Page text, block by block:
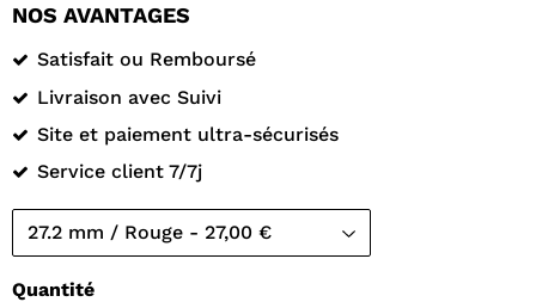
NOS AVANTAGES
Satisfait ou Remboursé
Livraison avec Suivi
Site et paiement ultra-sécurisés
Service client 7/7j
Quantité